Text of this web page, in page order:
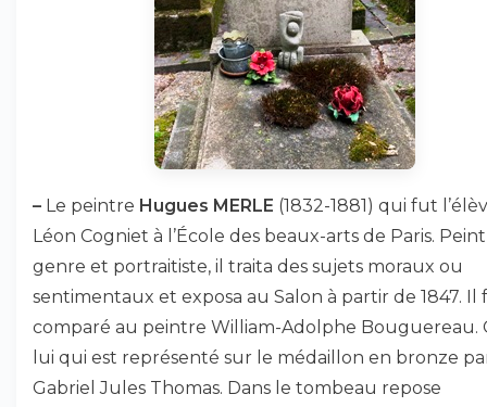
– Le peintre Hugues MERLE (1832-1881) qui fut
Léon Cogniet à l’École des beaux-arts de Paris.
genre et portraitiste, il traita des sujets moraux ou
sentimentaux et exposa au Salon à partir de 1847. Il
comparé au peintre William-Adolphe Bouguereau.
lui qui est représenté sur le médaillon en bronze
Gabriel Jules Thomas. Dans le tombeau repose